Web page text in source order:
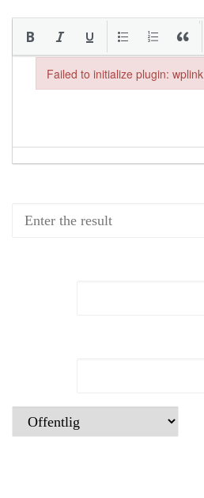
Failed to initialize plugin: wplink
Failed to initialize plugin: wplink